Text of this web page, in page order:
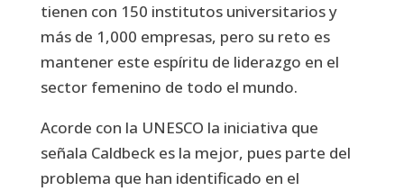
tienen con 150 institutos universitarios y
más de 1,000 empresas, pero su reto es
mantener este espíritu de liderazgo en el
sector femenino de todo el mundo.
Acorde con la UNESCO la iniciativa que
señala Caldbeck es la mejor, pues parte del
problema que han identificado en el